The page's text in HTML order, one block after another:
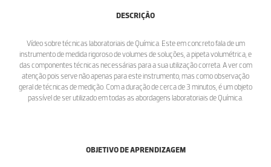
DESCRIÇÃO
Vídeo sobre técnicas laboratoriais de Química. Este em concreto fala de um
instrumento de medida rigoroso de volumes de soluções, a pipeta volumétrica, e
das componentes técnicas necessárias para a sua utilização correta. A ver com
atenção pois serve não apenas para este instrumento, mas como observação
geral de técnicas de medição. Com a duração de cerca de 3 minutos, é um objeto
passível de ser utilizado em todas as abordagens laboratoriais de Química.
OBJETIVO DE APRENDIZAGEM